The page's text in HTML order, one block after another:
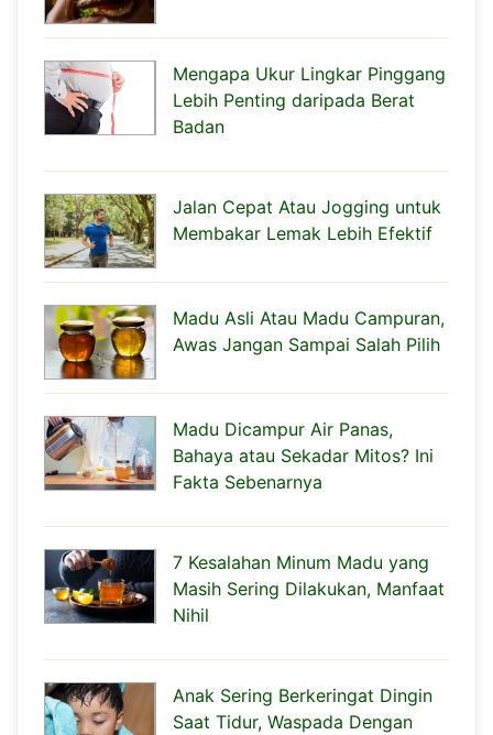
Mengapa Ukur Lingkar Pinggang
Lebih Penting daripada Berat
Badan
Jalan Cepat Atau Jogging untuk
Membakar Lemak Lebih Efektif
Madu Asli Atau Madu Campuran,
Awas Jangan Sampai Salah Pilih
Madu Dicampur Air Panas,
Bahaya atau Sekadar Mitos? Ini
Fakta Sebenarnya
7 Kesalahan Minum Madu yang
Masih Sering Dilakukan, Manfaat
Nihil
Anak Sering Berkeringat Dingin
Saat Tidur, Waspada Dengan